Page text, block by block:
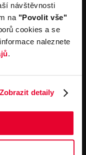
návštěvnosti
na "Povolit vše"
cookies a se
naleznete
.
Zobrazit detaily
Auto+ Poděbrady
vozy
odkazy
obchodní
pro online
obchodní
pro provádění
prací